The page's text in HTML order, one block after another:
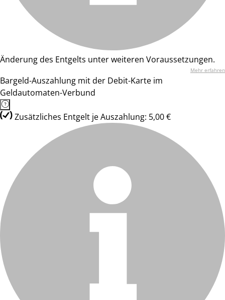
Änderung des Entgelts unter weiteren Voraussetzungen.
Mehr erfahren
Bargeld-Auszahlung mit der Debit-Karte im
Geldautomaten-Verbund
Zusätzliches Entgelt je Auszahlung: 5,00 €